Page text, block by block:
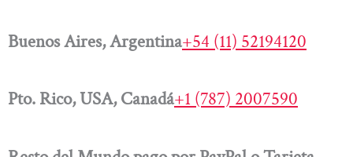
Buenos Aires, Argentina+54 (11) 52194120
Pto. Rico, USA, Canadá+1 (787) 2007590